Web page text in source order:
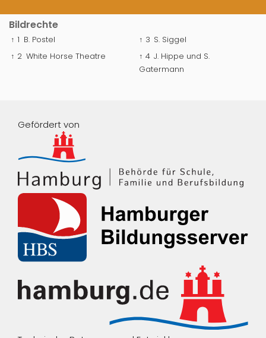
Bildrechte
↑ 1 B. Postel
↑ 2 White Horse Theatre
↑ 3 S. Siggel
↑ 4 J. Hippe und S.
Gatermann
Gefördert von